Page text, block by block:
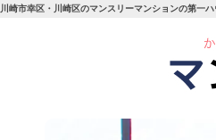
川崎市幸区・川崎区のマンスリーマンションの第一